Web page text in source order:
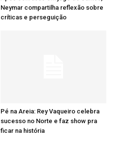
Neymar compartilha reflexão sobre
críticas e perseguição
Pé na Areia: Rey Vaqueiro celebra
sucesso no Norte e faz show pra
ficar na história